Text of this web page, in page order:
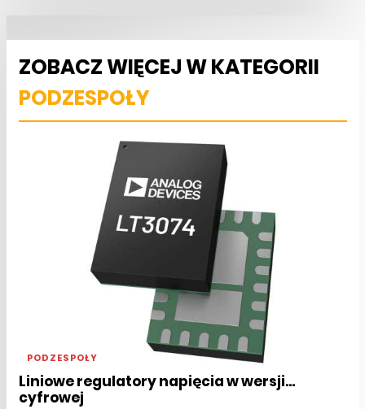
ZOBACZ WIĘCEJ W KATEGORII
PODZESPOŁY
PODZESPOŁY
Liniowe regulatory napięcia w wersji...
cyfrowej